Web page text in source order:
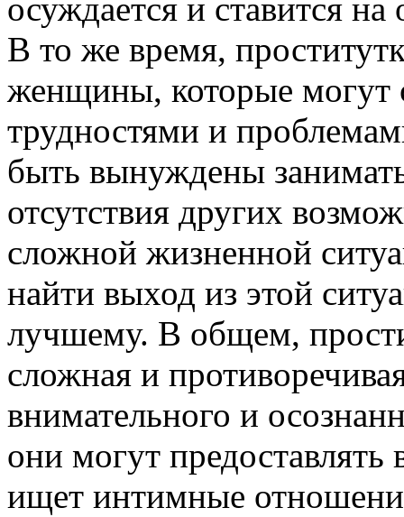
осуждается и ставится
В то же время,
женщины, которые могут
трудностями и
быть вынуждены
отсутствия других
сложной жизненной
найти выход из этой
лучшему. В общем,
сложная и
внимательного и
они могут предоставлять
ищет интимные